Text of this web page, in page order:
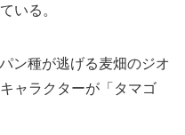
いる。
ン種が逃げる麦畑のジオ
ャラクターが「タマゴ